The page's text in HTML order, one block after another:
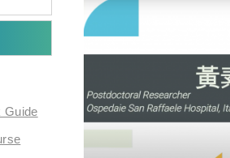
Guide